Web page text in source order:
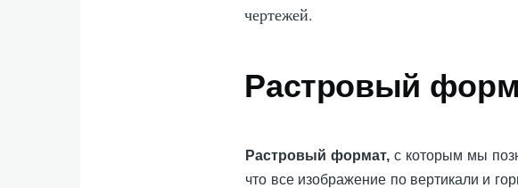
чертежей.
Растровый
Растровый формат, с которым мы
что все изображение по вертикали и